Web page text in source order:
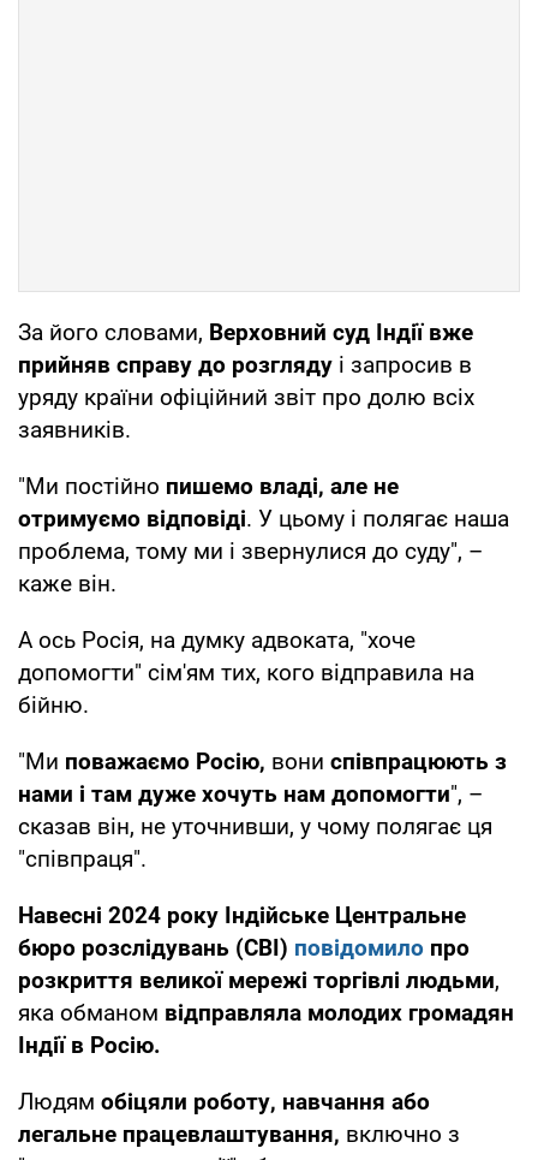
За його словами, Верховний суд Індії вже
прийняв справу до розгляду і запросив в
уряду країни офіційний звіт про долю всіх
заявників.
"Ми постійно пишемо владі, але не
отримуємо відповіді. У цьому і полягає наша
проблема, тому ми і звернулися до суду", –
каже він.
А ось Росія, на думку адвоката, "хоче
допомогти" сім'ям тих, кого відправила на
бійню.
"Ми поважаємо Росію, вони співпрацюють з
нами і там дуже хочуть нам допомогти", –
сказав він, не уточнивши, у чому полягає ця
"співпраця".
Навесні 2024 року Індійське Центральне
бюро розслідувань (CBI) повідомило про
розкриття великої мережі торгівлі людьми,
яка обманом відправляла молодих громадян
Індії в Росію.
Людям обіцяли роботу, навчання або
легальне працевлаштування, включно з